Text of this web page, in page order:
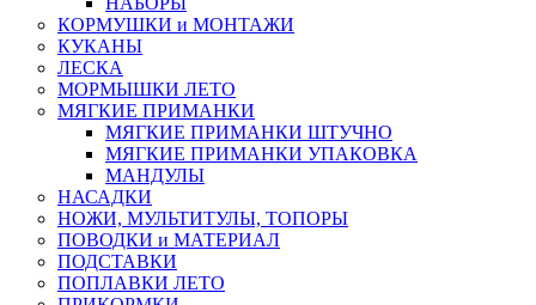
КОРМУШКИ и МОНТАЖИ
КУКАНЫ
ЛЕСКА
МОРМЫШКИ ЛЕТО
МЯГКИЕ ПРИМАНКИ
МЯГКИЕ ПРИМАНКИ ШТУЧНО
МЯГКИЕ ПРИМАНКИ УПАКОВКА
МАНДУЛЫ
НАСАДКИ
НОЖИ, МУЛЬТИТУЛЫ, ТОПОРЫ
ПОВОДКИ и МАТЕРИАЛ
ПОДСТАВКИ
ПОПЛАВКИ ЛЕТО